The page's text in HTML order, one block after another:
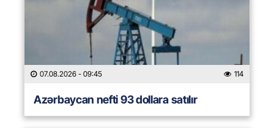
07.08.2026 - 09:45 114
Azərbaycan nefti 93 dollara satılır